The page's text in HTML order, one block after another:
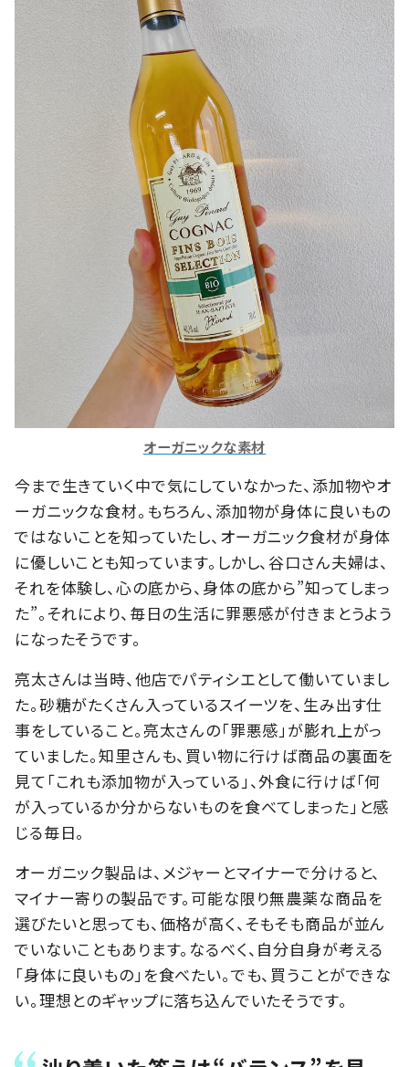
オーガニックな素材
今まで生きていく中で気にしていなかった、添加物やオ
ーガニックな食材。もちろん、添加物が身体に良いもの
ではないことを知っていたし、オーガニック食材が身体
に優しいことも知っています。しかし、谷口さん夫婦は、
それを体験し、心の底から、身体の底から”知ってしまっ
た”。それにより、毎日の生活に罪悪感が付きまとうよう
になったそうです。
亮太さんは当時、他店でパティシエとして働いていまし
た。砂糖がたくさん入っているスイーツを、生み出す仕
事をしていること。亮太さんの「罪悪感」が膨れ上がっ
ていました。知里さんも、買い物に行けば商品の裏面を
見て「これも添加物が入っている」、外食に行けば「何
が入っているか分からないものを食べてしまった」と感
じる毎日。
オーガニック製品は、メジャーとマイナーで分けると、
マイナー寄りの製品です。可能な限り無農薬な商品を
選びたいと思っても、価格が高く、そもそも商品が並ん
でいないこともあります。なるべく、自分自身が考える
「身体に良いもの」を食べたい。でも、買うことができな
い。理想とのギャップに落ち込んでいたそうです。